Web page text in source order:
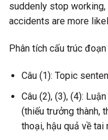
suddenly stop working,
accidents are more
Phân tích cấu trúc đoạn
Câu (1): Topic
Câu (2), (3), (4):
(thiếu trưởng thành,
thoại, hậu quả về tai